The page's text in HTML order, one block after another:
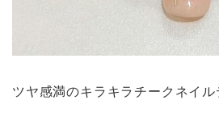
ツヤ感満のキラキラチークネイル